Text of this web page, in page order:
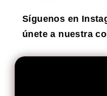
Síguenos en
únete a nuestra